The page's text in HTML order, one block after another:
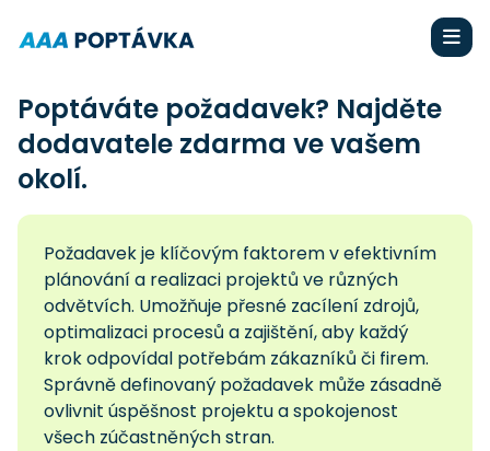
Poptáváte požadavek? Najděte
dodavatele zdarma ve vašem
okolí.
Požadavek je klíčovým faktorem v efektivním
plánování a realizaci projektů ve různých
odvětvích. Umožňuje přesné zacílení zdrojů,
optimalizaci procesů a zajištění, aby každý
krok odpovídal potřebám zákazníků či firem.
Správně definovaný požadavek může zásadně
ovlivnit úspěšnost projektu a spokojenost
všech zúčastněných stran.